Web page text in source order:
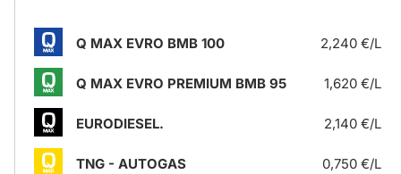
Q MAX EVRO BMB 100 2,240 €/L
Q MAX EVRO PREMIUM BMB 95 1,620 €/L
EURODIESEL. 2,140 €/L
TNG - AUTOGAS 0,750 €/L